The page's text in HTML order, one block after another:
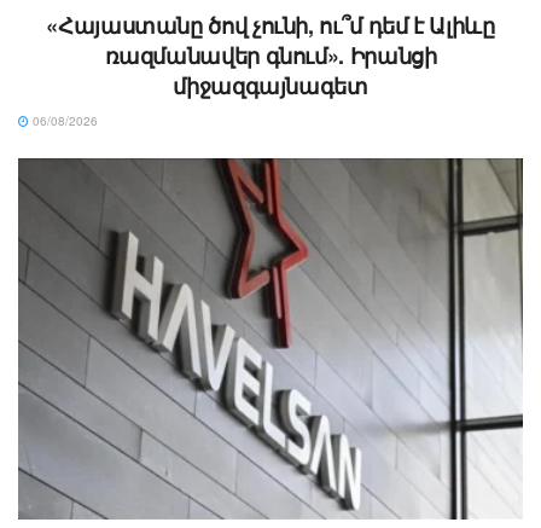
«Հայաստանը ծով չունի, ու՞մ դեմ է Ալիևը
ռազմանավեր գնում». Իրանցի
միջազգայնագետ
06/08/2026